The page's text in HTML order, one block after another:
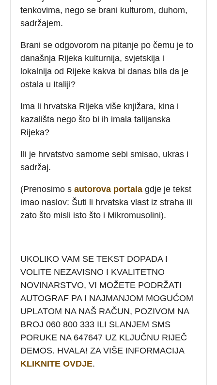
tenkovima, nego se brani kulturom, duhom,
sadržajem.
Brani se odgovorom na pitanje po čemu je to
današnja Rijeka kulturnija, svjetskija i
lokalnija od Rijeke kakva bi danas bila da je
ostala u Italiji?
Ima li hrvatska Rijeka više knjižara, kina i
kazališta nego što bi ih imala talijanska
Rijeka?
Ili je hrvatstvo samome sebi smisao, ukras i
sadržaj.
(Prenosimo sautorova portala gdje je tekst
imao naslov: Šuti li hrvatska vlast iz straha ili
zato što misli isto što i Mikromusolini).
UKOLIKO VAM SE TEKST DOPADA I
VOLITE NEZAVISNO I KVALITETNO
NOVINARSTVO, VI MOŽETE PODRŽATI
AUTOGRAF PA I NAJMANJOM MOGUĆOM
UPLATOM NA NAŠ RAČUN, POZIVOM NA
BROJ 060 800 333 ILI SLANJEM SMS
PORUKE NA 647647 UZ KLJUČNU RIJEČ
DEMOS. HVALA! ZA VIŠE INFORMACIJA
KLIKNITE OVDJE.